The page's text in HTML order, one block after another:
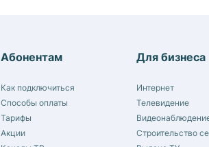
Абонентам
Как подключиться
Способы оплаты
Тарифы
Акции
Для бизнеса
Интернет
Телевидение
Строительство